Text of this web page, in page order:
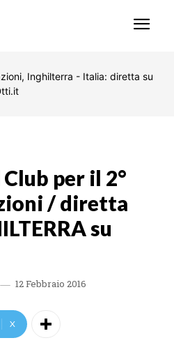
per il 2°
/ diretta
su
12 Febbraio 2016
X